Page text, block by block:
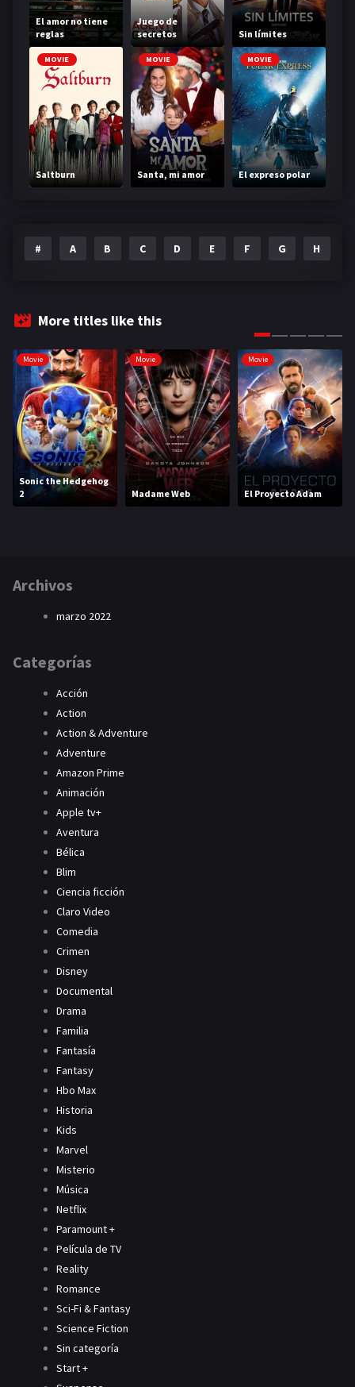
El amor no tiene
reglas
Juego de
secretos
Sin límites
MOVIE
Saltburn
MOVIE
Santa, mi amor
MOVIE
El expreso polar
# A B C D E F G H
More titles like this
Movie
Sonic the Hedgehog
2
Movie
Madame Web
Movie
El Proyecto Adam
Archivos
marzo 2022
Categorías
Acción
Action
Action & Adventure
Adventure
Amazon Prime
Animación
Apple tv+
Aventura
Bélica
Blim
Ciencia ficción
Claro Video
Comedia
Crimen
Disney
Documental
Drama
Familia
Fantasía
Fantasy
Hbo Max
Historia
Kids
Marvel
Misterio
Música
Netflix
Paramount +
Película de TV
Reality
Romance
Sci-Fi & Fantasy
Science Fiction
Sin categoría
Start +